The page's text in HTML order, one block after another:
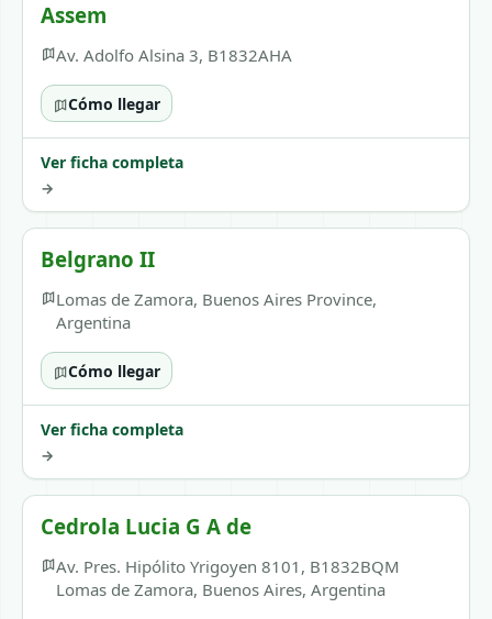
Assem
Av. Adolfo Alsina 3, B1832AHA
Cómo llegar
Ver ficha completa
→
Belgrano II
Lomas de Zamora, Buenos Aires Province,
Argentina
Cómo llegar
Ver ficha completa
→
Cedrola Lucia G A de
Av. Pres. Hipólito Yrigoyen 8101, B1832BQM
Lomas de Zamora, Buenos Aires, Argentina